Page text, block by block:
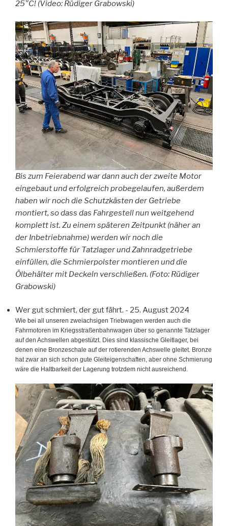
25°C! (Video: Rüdiger Grabowski)
Bis zum Feierabend war dann auch der zweite Motor
eingebaut und erfolgreich probegelaufen, außerdem
haben wir noch die Schutzkästen der Getriebe
montiert, so dass das Fahrgestell nun weitgehend
komplett ist. Zu einem späteren Zeitpunkt (näher an
der Inbetriebnahme) werden wir noch die
Schmierstoffe für Tatzlager und Zahnradgetriebe
einfüllen, die Schmierpolster montieren und die
Ölbehälter mit Deckeln verschließen. (Foto: Rüdiger
Grabowski)
Wer gut schmiert, der gut fährt. - 25. August 2024
Wie bei all unseren zweiachsigen Triebwagen werden auch die
Fahrmotoren im Kriegsstraßenbahnwagen über so genannte Tatzlager
auf den Achswellen abgestützt. Dies sind klassische Gleitlager, bei
denen eine Bronzeschale auf der rotierenden Achswelle gleitet. Bronze
hat zwar an sich schon gute Gleiteigenschaften, aber ohne Schmierung
wäre die Haltbarkeit der Lagerung trotzdem nicht ausreichend.